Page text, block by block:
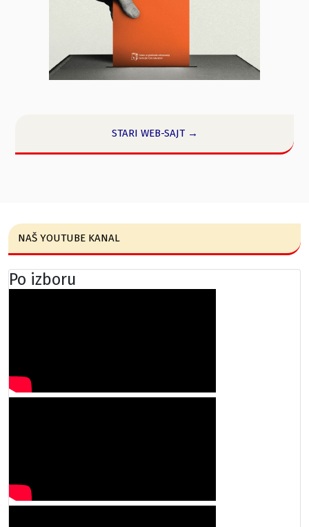
STARI WEB-SAJT →
NAŠ YOUTUBE KANAL
Po izboru